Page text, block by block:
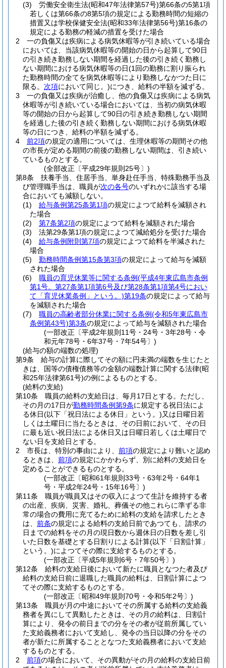
(3)
労働安全衛生法(昭和47年法律第57号)第66条の5第1項
若しくは第66条の8第5項の規定による勤務時間の短縮の
措置又は学校保健安全法(昭和33年法律第56号)第16条の
規定による勤務の軽減の措置を受けた場合
2
一の負傷又は疾病による病気休暇等が引き続いている場合
においては、当該病気休暇等の開始の日から起算して90日
の引き続き勤務しない期間を経過した後の引き続く勤務し
ない期間における病気休暇等の日(1回の勤務に割り振られ
た勤務時間の全てを病気休暇等により勤務しなかつた日に
限る。 次項において同じ。)につき、給料の半額を減ずる。
3
一の負傷又は疾病が治癒し、他の負傷又は疾病による病気
休暇等が引き続いている場合においては、当初の病気休暇
等の開始の日から起算して90日の引き続き勤務しない期間
を経過した後の引き続く勤務しない期間における病気休暇
等の日につき、給料の半額を減ずる。
4
前2項の規定の適用については、生理休暇等の期間その他
の市長が定める期間の前後の勤務しない期間は、引き続い
ているものとする。
(全部改正〔平成29年規則25号〕)
第8条
扶養手当、住居手当、単身赴任手当、特殊勤務手当及
び管理職手当は、職員が次の各号のいずれかに該当する場
合においても減額しない。
(1)
給与条例第25条第1項の規定によつて給料を減額され
た場合
(2)
第7条第2項の規定によつて給料を減額された場合
(3)
法第29条第1項の規定によつて減給処分を受けた場合
(4)
給与条例附則第7項の規定によつて給料を半減された
場合
(5)
勤務時間条例第15条第3項の規定によって給与を減額
された場合
(6)
職員の育児休業等に関する条例(平成4年東広島市条例
第1号。第27条第1項第6号及び第28条第1項第4号におい
て「育児休業条例」という。)第19条の規定によって給与
を減額された場合
(7)
職員の高齢者部分休業に関する条例(令和5年東広島市
条例第43号)第3条の規定によって給与を減額された場合
(一部改正〔平成2年規則11号・24号・3年28号・令
和元年78号・6年37号・7年54号〕)
(給与の額の端数の処理)
第9条
給与の計算に際してその額に円未満の端数を生じたと
きは、国等の債権債務等の金額の端数計算に関する法律(昭
和25年法律第61号)の例によるものとする。
(給料の支給)
第10条
職員の給料の支給日は、毎月17日とする。 ただし、
その月の17日が勤務時間条例第9条に規定する祝日法によ
る休日(以下「祝日法による休日」という。)又は日曜日若
しくは土曜日に当たるときは、その日前において、その日
に最も近い祝日法による休日又は日曜日若しくは土曜日で
ない日を支給日とする。
2
市長は、特別の事由により、 前項の規定により難いと認め
るときは、 前項の規定にかかわらず、別に給料の支給日を
定めることができるものとする。
(一部改正〔昭和61年規則33号・63年2号・64年1
号・平成2年24号・15年16号〕)
第11条
職員が職員又はその収入によつて生計を維持する者
の出産、疾病、災害、婚礼、葬儀その他これらに準ずる非
常の場合の費用に充てるために給料の支給を請求したとき
は、 前条の規定による給料の支給日前であつても、請求の
日までの給料をその月の現日数から週休日の日数を差し引
いた日数を基礎とする日割りによる計算(以下「日割計算」
という。)によつてその際に支給するものとする。
(一部改正〔平成5年規則6号・7年50号〕)
第12条
給料の支給日後において新たに職員となつた者及び
給料の支給日前に退職した職員の給料は、日割計算によつ
てその際に支給するものとする。
(一部改正〔昭和49年規則70号・令和5年2号〕)
第13条
職員が月の中途においてその所属する給料の支給義
務者を異にして異動したときは、その月の給料は、日割計
算により、発令の前日までの分をその者が従前所属してい
た支給義務者において支給し、発令の当日以降の分をその
者が新たに所属することとなつた支給義務者において支給
するものとする。
2
前項の場合において、その異動がその月の給料の支給日前